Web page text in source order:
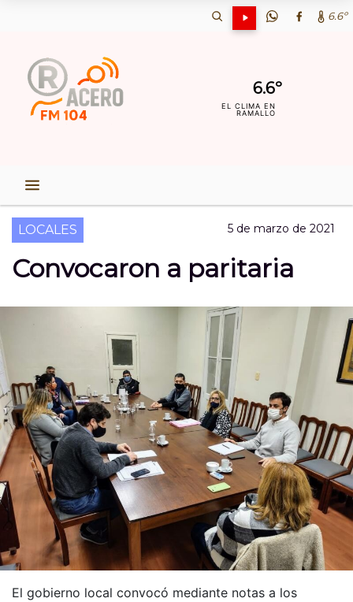
6.6º
6.6º
EL CLIMA EN
RAMALLO
LOCALES 5 de marzo de 2021
Convocaron a paritaria
El gobierno local convocó mediante notas a los